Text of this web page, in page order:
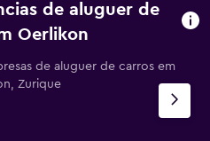
de aluguer de
Oerlikon
de aluguer de carros em
Zurique